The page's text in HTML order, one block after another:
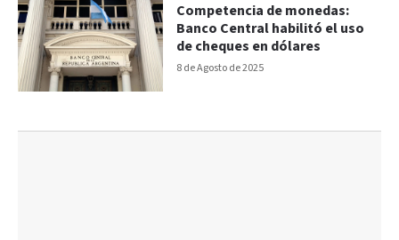
8 de Agosto de 2025
Competencia de monedas:
Banco Central habilitó el uso
de cheques en dólares